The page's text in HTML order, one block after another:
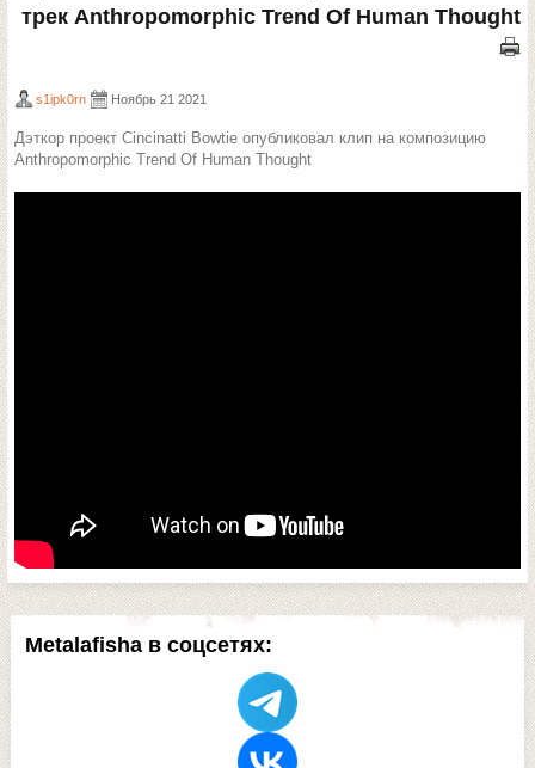
Metalafisha в соцсетях:
трек Anthropomorphic Trend Of Human Thought
s1ipk0rn Ноябрь 21 2021
Дэткор проект Cincinatti Bowtie опубликовал клип на композицию
Anthropomorphic Trend Of Human Thought